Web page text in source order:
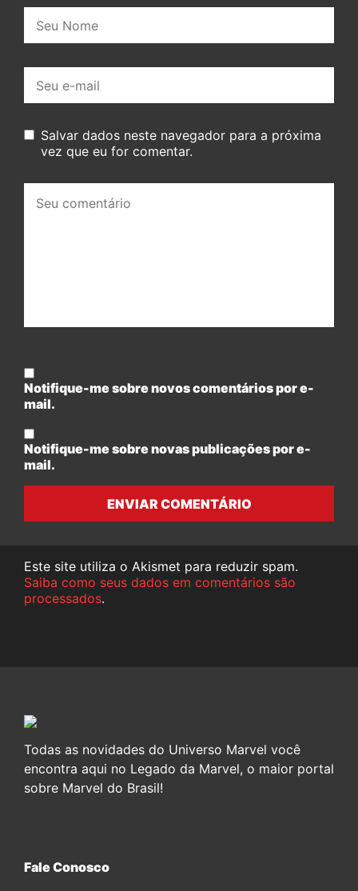
mail:
Salvar dados neste navegador para a próxima
vez que eu for comentar.
comentário:
Notifique-me sobre novos comentários por e-
mail.
Notifique-me sobre novas publicações por e-
mail.
ENVIAR COMENTÁRIO
Este site utiliza o Akismet para reduzir spam.
Saiba como seus dados em comentários são
processados.
Todas as novidades do Universo Marvel você
encontra aqui no Legado da Marvel, o maior portal
sobre Marvel do Brasil!
Fale Conosco